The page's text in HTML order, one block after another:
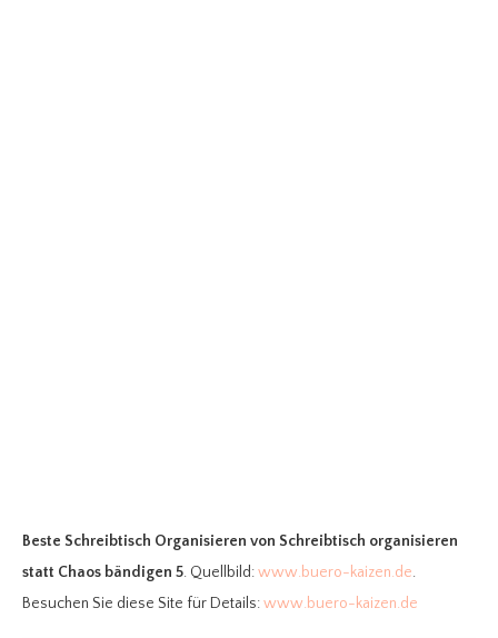
Beste Schreibtisch Organisieren von Schreibtisch organisieren
statt Chaos bändigen 5. Quellbild:www.buero-kaizen.de.
Besuchen Sie diese Site für Details:www.buero-kaizen.de